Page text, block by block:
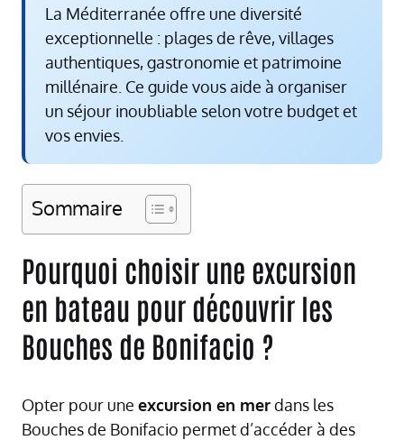
La Méditerranée offre une diversité
exceptionnelle : plages de rêve, villages
authentiques, gastronomie et patrimoine
millénaire. Ce guide vous aide à organiser
un séjour inoubliable selon votre budget et
vos envies.
Sommaire
Pourquoi choisir une excursion
en bateau pour découvrir les
Bouches de Bonifacio ?
Opter pour une excursion en merdans les
Bouches de Bonifacio permet d’accéder à des